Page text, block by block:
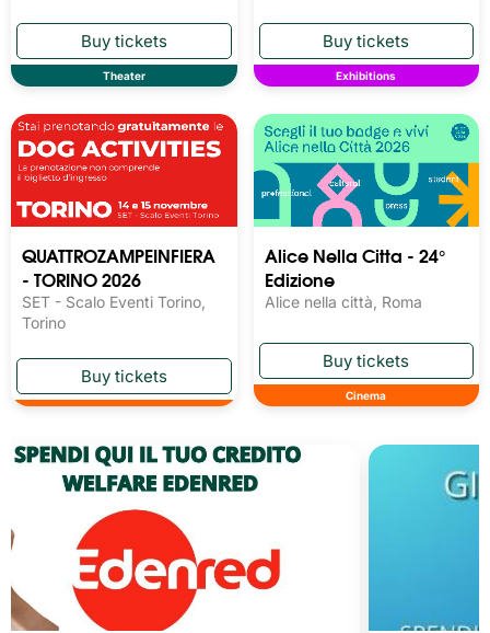
Theater Exhibitions
QUATTROZAMPEINFIERA
- TORINO 2026
SET - Scalo Eventi Torino,
Torino
Alice Nella Citta - 24°
Edizione
Alice nella città, Roma
Cinema